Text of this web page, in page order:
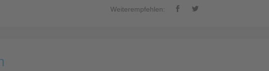
Weiterempfehlen: